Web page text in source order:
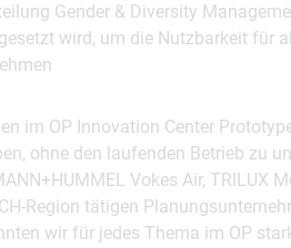
Gender & Diversity
wird, um die Nutzbarkeit für
im OP Innovation Center
ohne den laufenden Betrieb zu
Vokes Air, TRILUX
Region tätigen
wir für jedes Thema im OP